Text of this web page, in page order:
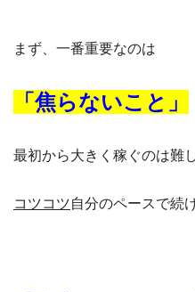
まず、一番重要なのは
「焦らないこと」
最初から大きく稼ぐのは難
コツコツ自分のペースで続